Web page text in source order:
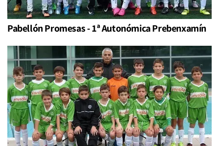
Pabellón Promesas - 1ª Autonómica Prebenxamín